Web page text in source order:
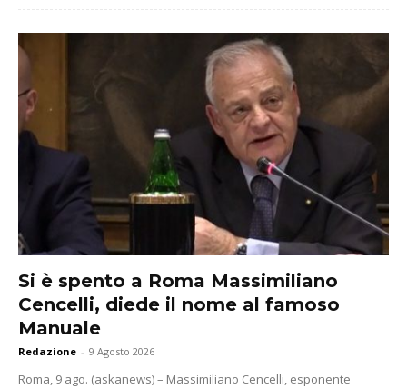
Si è spento a Roma Massimiliano
Cencelli, diede il nome al famoso
Manuale
Redazione - 9 Agosto 2026
Roma, 9 ago. (askanews) – Massimiliano Cencelli, esponente